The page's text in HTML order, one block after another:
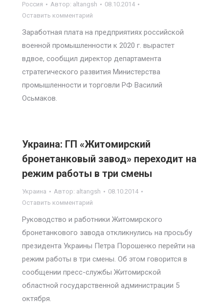
Россия Автор: altangsh
08.10.2014
Оставить комментарий
Заработная плата на предприятиях российской
военной промышленности к 2020 г. вырастет
вдвое, сообщил директор департамента
стратегического развития Министерства
промышленности и торговли РФ Василий
Осьмаков.
Украина: ГП «Житомирский
бронетанковый завод» переходит на
режим работы в три смены
Украина Автор: altangsh
08.10.2014
Оставить комментарий
Руководство и работники Житомирского
бронетанкового завода откликнулись на просьбу
президента Украины Петра Порошенко перейти на
режим работы в три смены. Об этом говорится в
сообщении пресс-службы Житомирской
областной государственной администрации 5
октября.